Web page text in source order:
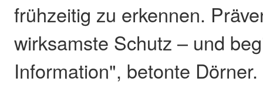
frühzeitig zu erkennen.
wirksamste Schutz – und
Information", betonte Dörner.